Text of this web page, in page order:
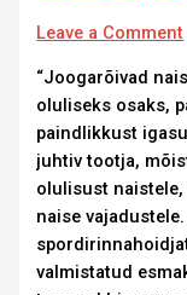
Leave a Comment
“Joogarõivad
oluliseks osaks,
paindlikkust
juhtiv tootja,
olulisust
naise
valmistatud